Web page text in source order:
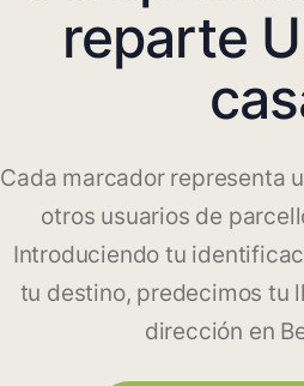
reparte
Cada marcador representa
otros usuarios de
Introduciendo tu
tu destino, predecimos tu
dirección en